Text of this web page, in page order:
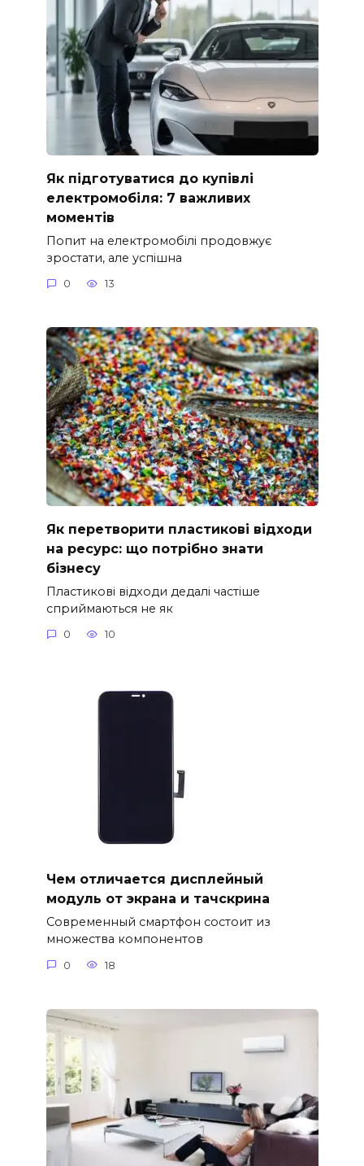
Як підготуватися до купівлі
електромобіля: 7 важливих
моментів
Попит на електромобілі продовжує
зростати, але успішна
0 13
Як перетворити пластикові відходи
на ресурс: що потрібно знати
бізнесу
Пластикові відходи дедалі частіше
сприймаються не як
0 10
Чем отличается дисплейный
модуль от экрана и тачскрина
Современный смартфон состоит из
множества компонентов
0 18